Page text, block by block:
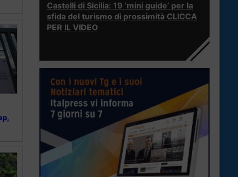
Castelli di Sicilia: 19 ‘mini guide’ per la
sfida del turismo di prossimità CLICCA
PER IL VIDEO